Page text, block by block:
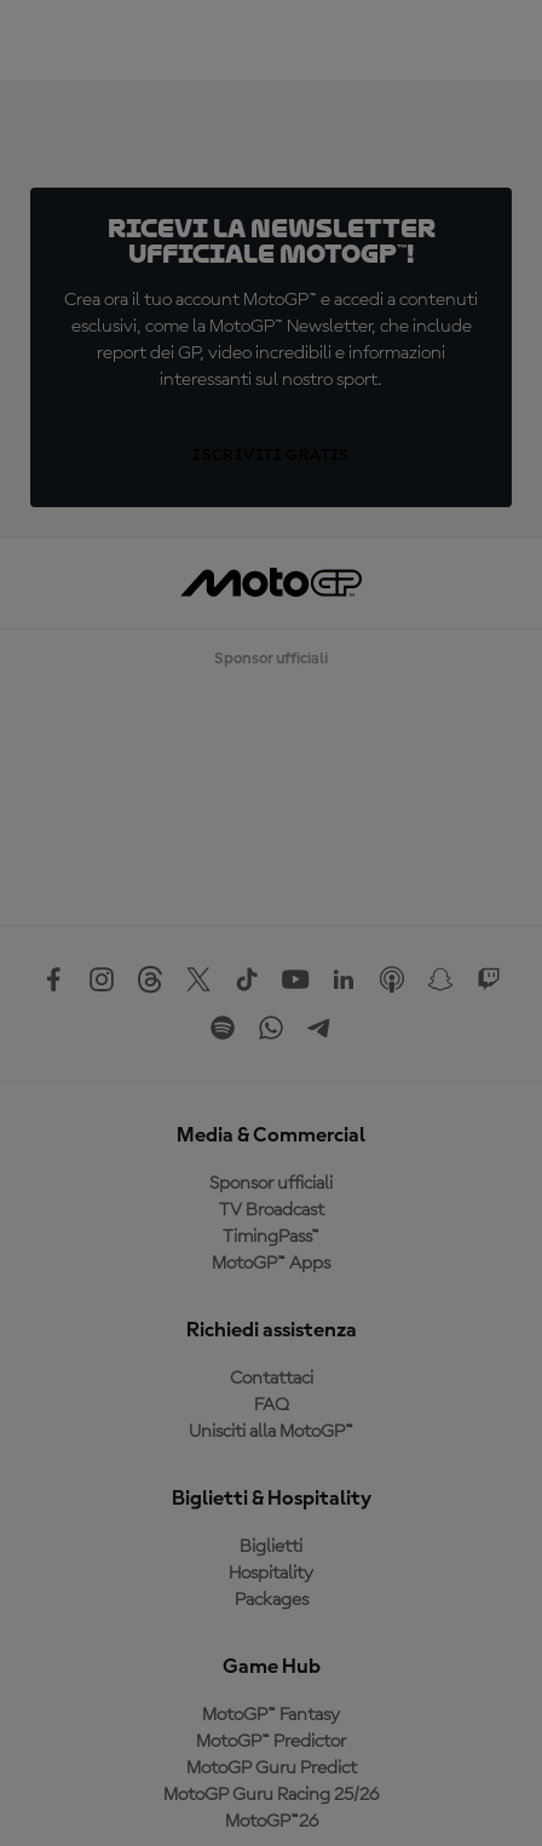
Ricevi la newsletter
ufficiale MotoGP™!
Crea ora il tuo account MotoGP™ e accedi a contenuti
esclusivi, come la MotoGP™ Newsletter, che include
report dei GP, video incredibili e informazioni
interessanti sul nostro sport.
Sponsor ufficiali
Media & Commercial
Sponsor ufficiali
TV Broadcast
TimingPass™
MotoGP™ Apps
Richiedi assistenza
Contattaci
FAQ
Unisciti alla MotoGP™
Biglietti & Hospitality
Biglietti
Hospitality
Packages
Game Hub
MotoGP™ Fantasy
MotoGP™ Predictor
MotoGP Guru Predict
MotoGP Guru Racing 25/26
MotoGP™26